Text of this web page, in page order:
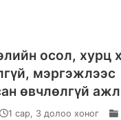
осол, хурц
мэргэжлээс
өвчлөлгүй
1 сар, 3 долоо хоног